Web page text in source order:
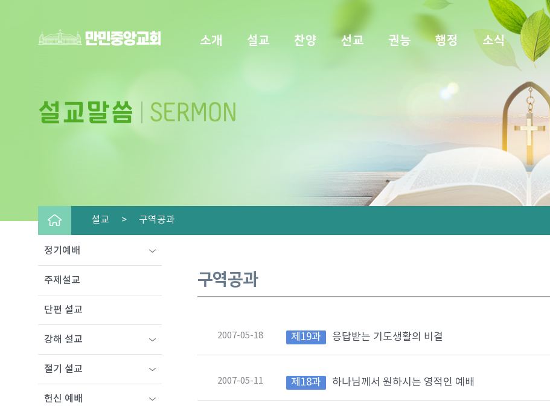
소개 설교 찬양 선교 권능 행정 소식
설교 > 구역공과
구역공과
2007-05-18 제19과 응답받는 기도생활의 비결
2007-05-11 제18과 하나님께서 원하시는 영적인 예배
정기예배
주제설교
단편 설교
강해 설교
절기 설교
헌신 예배